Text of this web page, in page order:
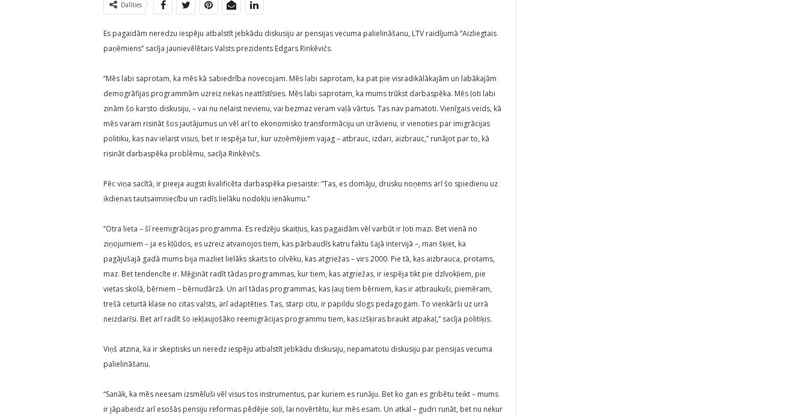
Dalīties
Es pagaidām neredzu iespēju atbalstīt jebkādu diskusiju ar pensijas vecuma palielināšanu, LTV raidījumā “Aizliegtais
paņēmiens” sacīja jaunievēlētais Valsts prezidents Edgars Rinkēvičs.
“Mēs labi saprotam, ka mēs kā sabiedrība novecojam. Mēs labi saprotam, ka pat pie visradikālākajām un labākajām
demogrāfijas programmām uzreiz nekas neattīstīsies. Mēs labi saprotam, ka mums trūkst darbaspēka. Mēs ļoti labi
zinām šo karsto diskusiju, – vai nu nelaist nevienu, vai bezmaz veram vaļā vārtus. Tas nav pamatoti. Vienīgais veids, kā
mēs varam risināt šos jautājumus un vēl arī to ekonomisko transformāciju un izrāvienu, ir vienoties par imigrācijas
politiku, kas nav ielaist visus, bet ir iespēja tur, kur uzņēmējiem vajag – atbrauc, izdari, aizbrauc,” runājot par to, kā
risināt darbaspēka problēmu, sacīja Rinkēvičs.
Pēc viņa sacītā, ir pieeja augsti kvalificēta darbaspēka piesaiste: “Tas, es domāju, drusku noņems arī šo spiedienu uz
ikdienas tautsaimniecību un radīs lielāku nodokļu ienākumu.”
“Otra lieta – šī reemigrācijas programma. Es redzēju skaitļus, kas pagaidām vēl varbūt ir ļoti mazi. Bet vienā no
ziņojumiem – ja es kļūdos, es uzreiz atvainojos tiem, kas pārbaudīs katru faktu šajā intervijā –, man šķiet, ka
pagājušajā gadā mums bija mazliet lielāks skaits to cilvēku, kas atgriežas – virs 2000. Pie tā, kas aizbrauca, protams,
maz. Bet tendencīte ir. Mēģināt radīt tādas programmas, kur tiem, kas atgriežas, ir iespēja tikt pie dzīvokļiem, pie
vietas skolā, bērniem – bērnudārzā. Un arī tādas programmas, kas ļauj tiem bērniem, kas ir atbraukuši, piemēram,
trešā ceturtā klase no citas valsts, arī adaptēties. Tas, starp citu, ir papildu slogs pedagogam. To vienkārši uz urrā
neizdarīsi. Bet arī radīt šo iekļaujošāko reemigrācijas programmu tiem, kas izšķiras braukt atpakaļ,” sacīja politiķis.
Viņš atzina, ka ir skeptisks un neredz iespēju atbalstīt jebkādu diskusiju, nepamatotu diskusiju par pensijas vecuma
palielināšanu.
“Sanāk, ka mēs neesam izsmēluši vēl visus tos instrumentus, par kuriem es runāju. Bet ko gan es gribētu teikt – mums
ir jāpabeidz arī esošās pensiju reformas pēdējie soļi, lai novērtētu, kur mēs esam. Un atkal – gudri runāt, bet nu nekur